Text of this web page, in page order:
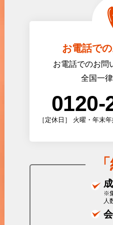
お電話で
お電話でのお問
全国一
0120-
［定休日］ 火曜・年末
「
※
人